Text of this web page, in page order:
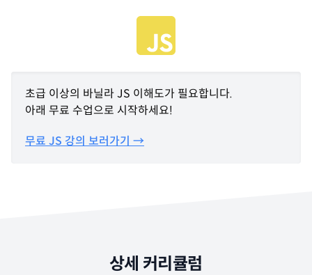
초급 이상의 바닐라 JS 이해도가 필요합니다.
아래 무료 수업으로 시작하세요!
무료 JS 강의 보러가기 →
상세 커리큘럼